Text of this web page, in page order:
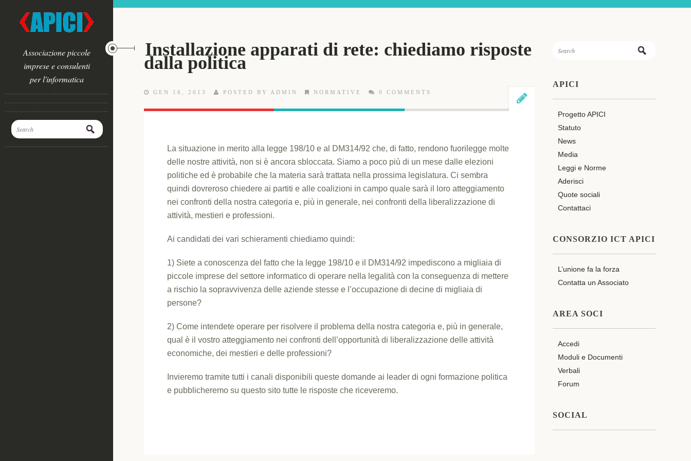
Associazione piccole
imprese e consulenti
per l'informatica
Installazione apparati di rete: chiediamo risposte
dalla politica
GEN 16, 2013 POSTED BY ADMIN NORMATIVE 0 COMMENTS
La situazione in merito alla legge 198/10 e al DM314/92 che, di fatto, rendono fuorilegge molte
delle nostre attività, non si è ancora sbloccata. Siamo a poco più di un mese dalle elezioni
politiche ed è probabile che la materia sarà trattata nella prossima legislatura. Ci sembra
quindi dovreroso chiedere ai partiti e alle coalizioni in campo quale sarà il loro atteggiamento
nei confronti della nostra categoria e, più in generale, nei confronti della liberalizzazione di
attività, mestieri e professioni.
Ai candidati dei vari schieramenti chiediamo quindi:
1) Siete a conoscenza del fatto che la legge 198/10 e il DM314/92 impediscono a migliaia di
piccole imprese del settore informatico di operare nella legalità con la conseguenza di mettere
a rischio la sopravvivenza delle aziende stesse e l’occupazione di decine di migliaia di
persone?
2) Come intendete operare per risolvere il problema della nostra categoria e, più in generale,
qual è il vostro atteggiamento nei confronti dell’opportunità di liberalizzazione delle attività
economiche, dei mestieri e delle professioni?
Invieremo tramite tutti i canali disponibili queste domande ai leader di ogni formazione politica
e pubblicheremo su questo sito tutte le risposte che riceveremo.
APICI
Progetto APICI
Statuto
News
Media
Leggi e Norme
Aderisci
Quote sociali
Contattaci
CONSORZIO ICT APICI
L’unione fa la forza
Contatta un Associato
AREA SOCI
Accedi
Moduli e Documenti
Verbali
Forum
SOCIAL